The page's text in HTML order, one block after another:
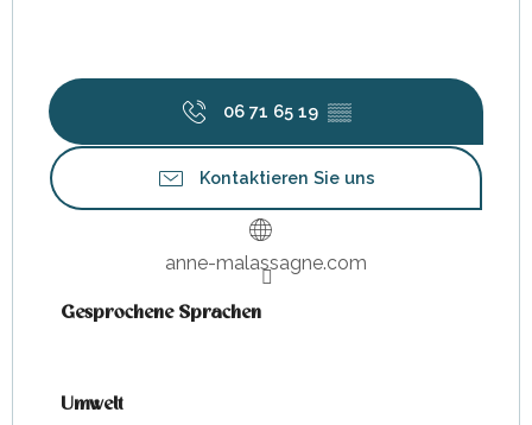
06 71 65 19 ▒▒
Kontaktieren Sie uns
anne-malassagne.com
Gesprochene Sprachen
Gesprochene Sprachen
Umwelt
Umwelt